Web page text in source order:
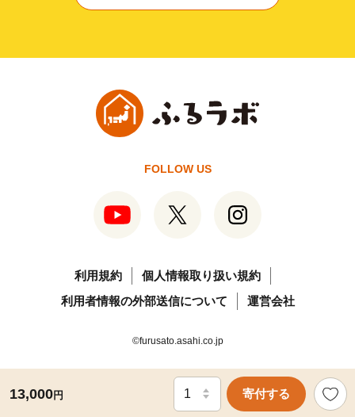
13,000円 寄付する
FOLLOW US
利用規約
個人情報取り扱い規約
利用者情報の外部送信について
運営会社
©furusato.asahi.co.jp